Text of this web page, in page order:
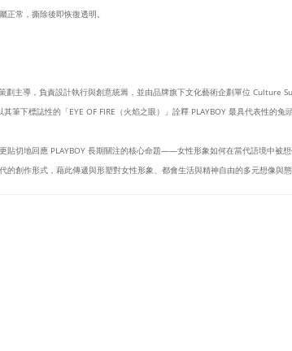
常，撕除後即恢復透明。
主導，負責設計執行與創意統籌，並由品牌旗下文化藝術企劃單位
筆下標誌性的「EYE OF FIRE（火焰之眼）」詮釋 PLAYBOY 最具代表性的
貼切地回應 PLAYBOY 長期關注的核心命題——女性形象如何在當代語境中
創作形式，藉此傳遞與形塑對女性形象、都會生活與精神自由的多元想像與態